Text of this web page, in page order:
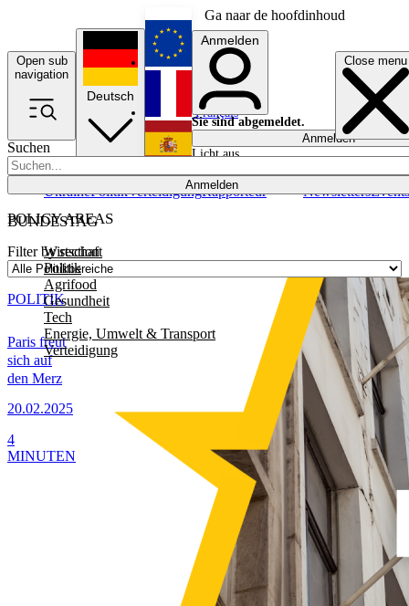
Ga naar de hoofdinhoud
Open sub
navigation
Close menu
Suchen
Anmelden
POLICY AREAS
Wirtschaft
Politik
Agrifood
Gesundheit
Tech
Energie, Umwelt & Transport
Verteidigung
UkrainePolitikVerteidigungRapporteur NewslettersEvents
Deutsch
English
Français
Anmelden
Sie sind abgemeldet.
Anmelden
Licht aus
BUNDESTAG
Filter by section
Paris freut
sich auf
den Merz
20.02.2025
POLITIK
4
MINUTEN